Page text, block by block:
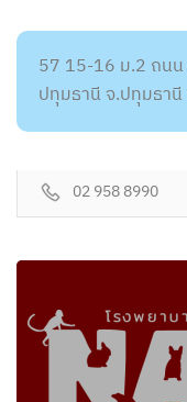
57 15-16 ม.2 ถน
ปทุมธานี จ.ปทุมธา
02 958 8990